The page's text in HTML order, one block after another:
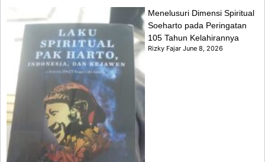
Menelusuri Dimensi Spiritual
Soeharto pada Peringatan
105 Tahun Kelahirannya
Rizky FajarJune 8, 2026